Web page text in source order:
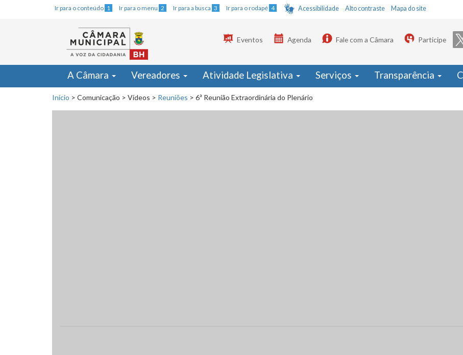
Ir para o conteúdo 1 Ir para o menu 2 Ir para a busca 3 Ir para o rodapé 4 Acessibilidade Alto contraste Mapa do site
Eventos Agenda Fale com a Câmara Participe
A Câmara Vereadores Atividade Legislativa Serviços Transparência
Início > Comunicação > Vídeos > Reuniões > 6ª Reunião Extraordinária do Plenário